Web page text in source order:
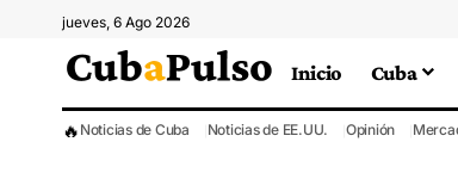
jueves, 6 Ago 2026
Inicio Cuba
🔥 Noticias de Cuba Noticias de EE.UU. Opinión